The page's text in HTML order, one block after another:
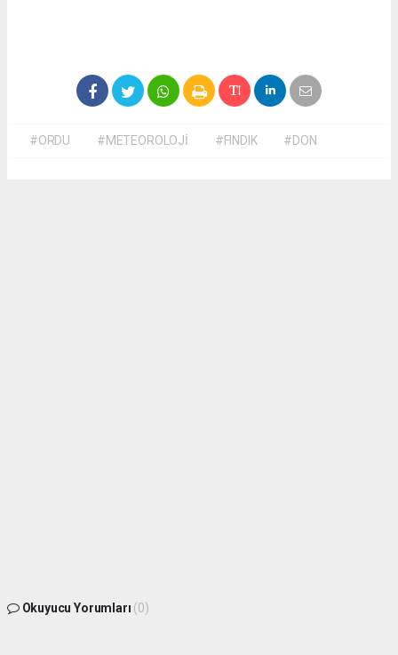
#ORDU #METEOROLOJİ #FINDIK #DON
Okuyucu Yorumları (0)